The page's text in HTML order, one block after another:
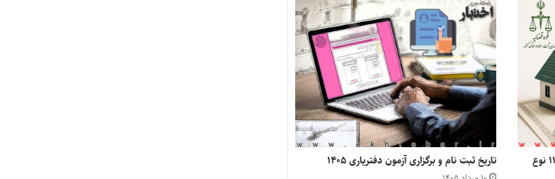
انواع مالکیت املاک در حقوق ثبتی؛ معرفی ۱۱ نوع
تاریخ ثبت نام و برگزاری آزمون دفتریاری ۱۴۰۵